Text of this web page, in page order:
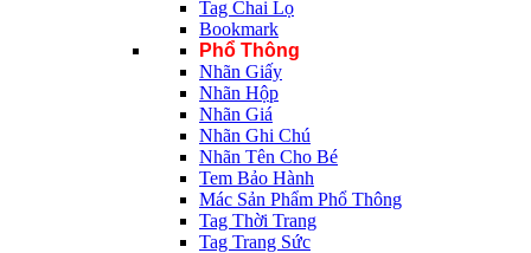
Tag Chai Lọ
Bookmark
Phổ Thông
Nhãn Giấy
Nhãn Hộp
Nhãn Giá
Nhãn Ghi Chú
Nhãn Tên Cho Bé
Tem Bảo Hành
Mác Sản Phẩm Phổ Thông
Tag Thời Trang
Tag Trang Sức